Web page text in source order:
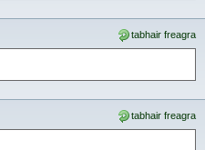
tabhair freagra
tabhair freagra